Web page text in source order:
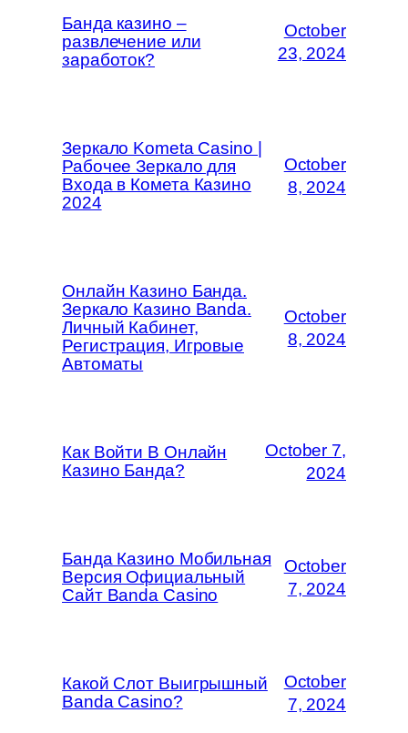
Банда казино –
развлечение или
заработок?
October
23, 2024
Зеркало Kometa Casino |
Рабочее Зеркало для
Входа в Комета Казино
2024
October
8, 2024
Онлайн Казино Банда.
Зеркало Казино Banda.
Личный Кабинет,
Регистрация, Игровые
Автоматы
October
8, 2024
Как Войти В Онлайн
Казино Банда?
October 7,
2024
Банда Казино Мобильная
Версия Официальный
Сайт Banda Casino
October
7, 2024
Какой Слот Выигрышный
Banda Casino?
October
7, 2024